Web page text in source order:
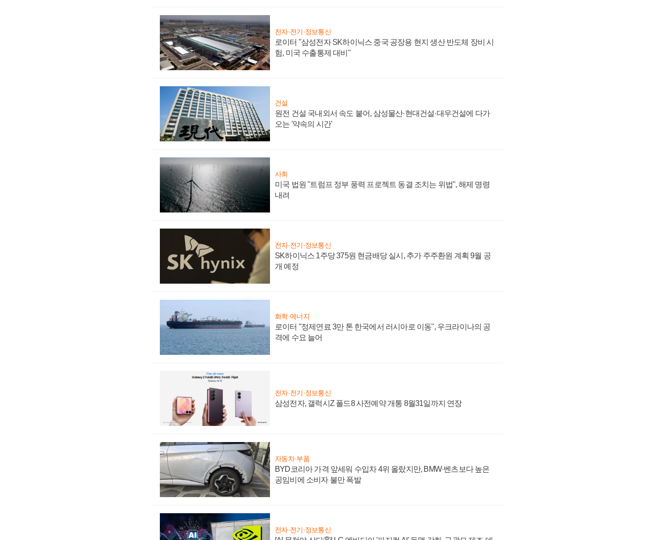
전자·전기·정보통신
로이터 "삼성전자 SK하이닉스 중국 공장용 현지 생산 반도체 장비 시
험, 미국 수출통제 대비"
건설
원전 건설 국내외서 속도 붙어, 삼성물산·현대건설·대우건설에 다가
오는 '약속의 시간'
사회
미국 법원 "트럼프 정부 풍력 프로젝트 동결 조치는 위법", 해제 명령
내려
전자·전기·정보통신
SK하이닉스 1주당 375원 현금배당 실시, 추가 주주환원 계획 9월 공
개 예정
화학·에너지
로이터 "정제연료 3만 톤 한국에서 러시아로 이동", 우크라이나의 공
격에 수요 늘어
전자·전기·정보통신
삼성전자, 갤럭시Z 폴드8 사전예약 개통 8월31일까지 연장
자동차·부품
BYD코리아 가격 앞세워 수입차 4위 올랐지만, BMW·벤츠보다 높은
공임비에 소비자 불만 폭발
전자·전기·정보통신